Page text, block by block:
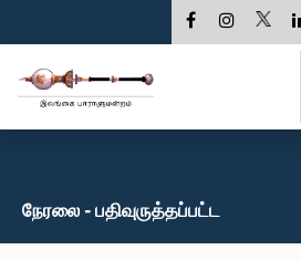
நேரலை - பதிவுருத்தப்பட்ட